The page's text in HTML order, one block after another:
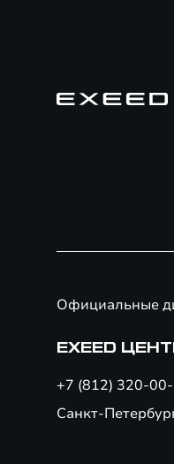
Официальные
EXEED
+7 (812) 320-
Санкт-